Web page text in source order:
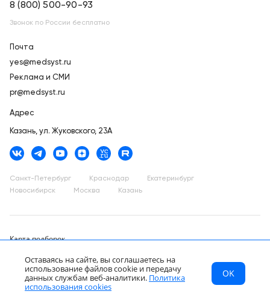
МСТ Каталог
Главная
RU
8 (800) 500-90-93
Звонок по России бесплатно
Почта
yes@medsyst.ru
Реклама и СМИ
pr@medsyst.ru
Адрес
Казань, ул. Жуковского, 23А
Санкт-Петербург Краснодар
Екатеринбург
Новосибирск
Москва Казань
Карта подборок
Каталог товаров
ООО «Медицинские Системы и Технологии» © 2007 - 2026.
Сайт носит информационный характер и не является публичной
офертой.
Оставаясь на сайте, вы соглашаетесь на
использование файлов cookie и передачу
данных службам веб-аналитики. Политика
использования cookies
OK